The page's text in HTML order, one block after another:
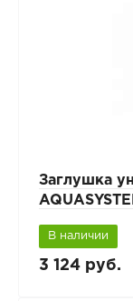
Заглушка
В наличии
3 124 руб.